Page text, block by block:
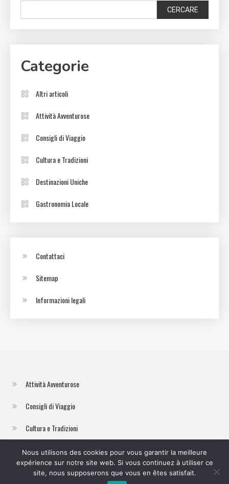
CERCARE
Categorie
Altri articoli
Attività Avventurose
Consigli di Viaggio
Cultura e Tradizioni
Destinazioni Uniche
Gastronomia Locale
Contattaci
Sitemap
Informazioni legali
Attività Avventurose
Consigli di Viaggio
Cultura e Tradizioni
Destinazioni Uniche
Gastronomia Locale
Nous utilisons des cookies pour vous garantir la meilleure
expérience sur notre site web. Si vous continuez à utiliser ce
site, nous supposerons que vous en êtes satisfait.